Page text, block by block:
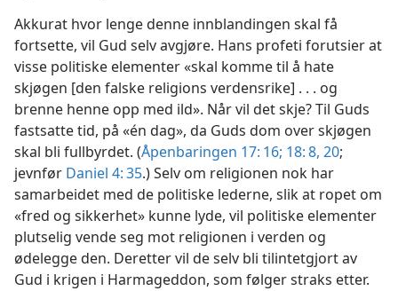
Akkurat hvor lenge denne innblandingen skal få
fortsette, vil Gud selv avgjøre. Hans profeti forutsier at
visse politiske elementer «skal komme til å hate
skjøgen [den falske religions verdensrike] . . . og
brenne henne opp med ild». Når vil det skje? Til Guds
fastsatte tid, på «én dag», da Guds dom over skjøgen
skal bli fullbyrdet. (Åpenbaringen 17: 16; 18: 8, 20;
jevnfør Daniel 4: 35.) Selv om religionen nok har
samarbeidet med de politiske lederne, slik at ropet om
«fred og sikkerhet» kunne lyde, vil politiske elementer
plutselig vende seg mot religionen i verden og
ødelegge den. Deretter vil de selv bli tilintetgjort av
Gud i krigen i Harmageddon, som følger straks etter.